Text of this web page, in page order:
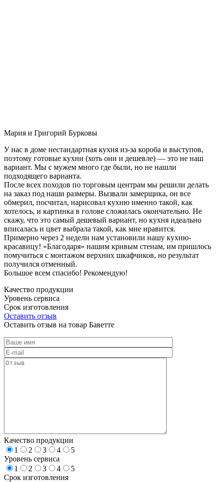
Мария и Григорий Бурковы
У нас в доме нестандартная кухня из-за короба и выступов,
поэтому готовые кухни (хоть они и дешевле) — это не наш
вариант. Мы с мужем много где были, но не нашли
подходящего варианта.
После всех походов по торговым центрам мы решили делать
на заказ под наши размеры. Вызвали замерщика, он все
обмерил, посчитал, нарисовал кухню именно такой, как
хотелось, и картинка в голове сложилась окончательно. Не
скажу, что это самый дешевый вариант, но кухня идеально
вписалась и цвет выбрала такой, как мне нравится.
Примерно через 2 недели нам установили нашу кухню-
красавицу! «Благодаря» нашим кривым стенам, им пришлось
помучиться с монтажом верхних шкафчиков, но результат
получился отменный.
Большое всем спасибо! Рекомендую!
Качество продукции
Уровень сервиса
Срок изготовления
Оставить отзыв
Оставить отзыв на товар Баветте
Качество продукции
1
2 3 4
5
Уровень сервиса
1
2 3 4
5
Срок изготовления